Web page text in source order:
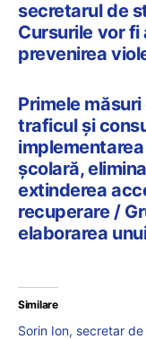
secretarul de
Cursurile vor
prevenirea
Primele
traficul și
școlară,
extinderea
recuperare /
elaborarea
Similare
Sorin Ion, secretar